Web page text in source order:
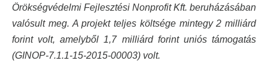
Örökségvédelmi Fejlesztési Nonprofit Kft. beruházásában
valósult meg. A projekt teljes költsége mintegy 2 milliárd
forint volt, amelyből 1,7 milliárd forint uniós támogatás
(GINOP-7.1.1-15-2015-00003) volt.